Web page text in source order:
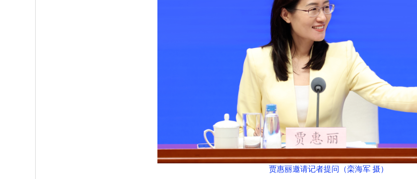
贾惠丽邀请记者提问（栾海军 摄）